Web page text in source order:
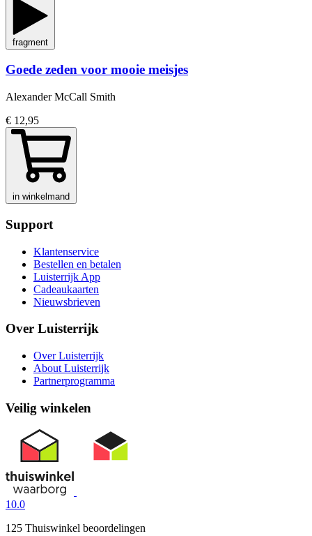
fragment
Goede zeden voor mooie meisjes
Alexander McCall Smith
€ 12,95
in winkelmand
Support
Klantenservice
Bestellen en betalen
Luisterrijk App
Cadeaukaarten
Nieuwsbrieven
Over Luisterrijk
Over Luisterrijk
About Luisterrijk
Partnerprogramma
Veilig winkelen
10.0
125 Thuiswinkel beoordelingen